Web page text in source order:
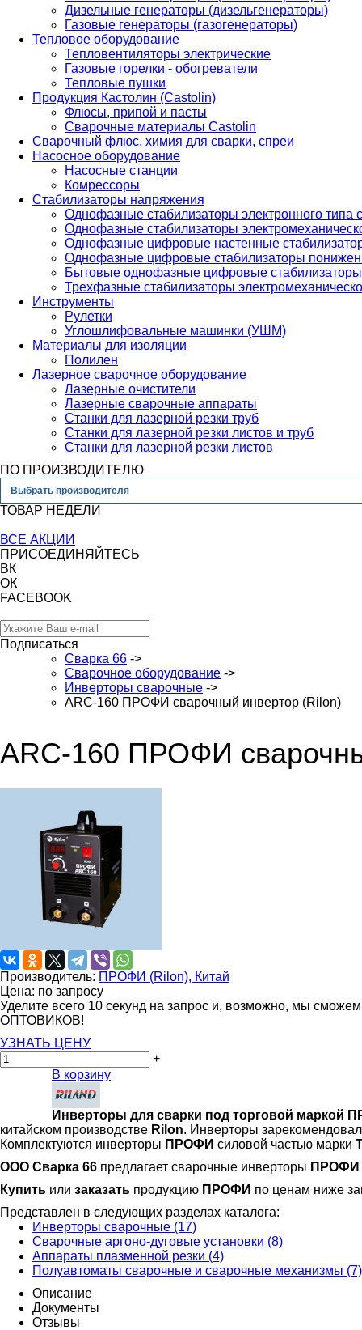
Дизельные генераторы (дизельгенераторы)
Газовые генераторы (газогенераторы)
Тепловое оборудование
Тепловентиляторы электрические
Газовые горелки - обогреватели
Тепловые пушки
Продукция Кастолин (Castolin)
Флюсы, припой и пасты
Сварочные материалы Castolin
Сварочный флюс, химия для сварки, спреи
Насосное оборудование
Насосные станции
Комрессоры
Стабилизаторы напряжения
Однофазные стабилизаторы электронного
Однофазные стабилизаторы
Однофазные цифровые настенные
Однофазные цифровые стабилизаторы
Бытовые однофазные цифровые стабилизаторы
Трехфазные стабилизаторы
Инструменты
Рулетки
Углошлифовальные машинки (УШМ)
Материалы для изоляции
Полилен
Лазерное сварочное оборудование
Лазерные очистители
Лазерные сварочные аппараты
Станки для лазерной резки труб
Станки для лазерной резки листов и труб
Станки для лазерной резки листов
ПО ПРОИЗВОДИТЕЛЮ
Выбрать производителя
ТОВАР НЕДЕЛИ
ВСЕ АКЦИИ
ПРИСОЕДИНЯЙТЕСЬ
ВК
ОК
FACEBOOK
Подписаться
Сварка 66 ->
Сварочное оборудование ->
Инверторы сварочные ->
ARC-160 ПРОФИ cварочный инвертор (Rilon)
ARC-160 ПРОФИ
Производитель: ПРОФИ (Rilon), Китай
Цена: по запросу
Уделите всего 10 секунд на запрос и, возможно, мы
ОПТОВИКОВ!
УЗНАТЬ ЦЕНУ
+
В корзину
Инверторы для сварки под торговой маркой
китайском производстве Rilon. Инверторы
Комплектуются инверторы ПРОФИ силовой частью марки
ООО Сварка 66 предлагает сварочные инверторы ПРОФИ
Купить или заказать продукцию ПРОФИ по ценам ниже
Представлен в следующих разделах каталога:
Инверторы сварочные (17)
Сварочные аргоно-дуговые установки (8)
Аппараты плазменной резки (4)
Полуавтоматы сварочные и сварочные механизмы (7)
Описание
Документы
Отзывы